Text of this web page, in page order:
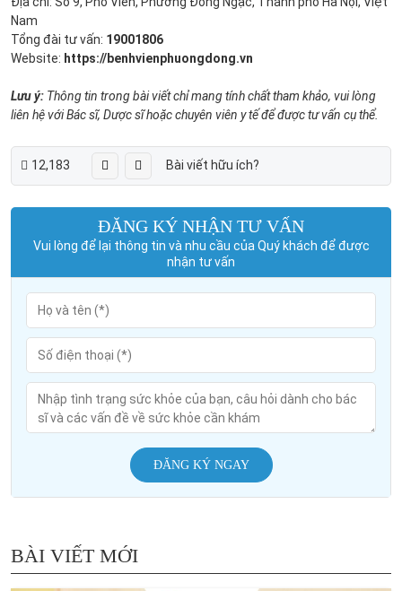
Nam
Tổng đài tư vấn: 19001806
Website: https://benhvienphuongdong.vn
Lưu ý: Thông tin trong bài viết chỉ mang tính chất tham khảo, vui lòng
liên hệ với Bác sĩ, Dược sĩ hoặc chuyên viên y tế để được tư vấn cụ thể.
12,183 Bài viết hữu ích?
ĐĂNG KÝ NHẬN TƯ VẤN
Vui lòng để lại thông tin và nhu cầu của Quý khách để được
nhận tư vấn
ĐĂNG KÝ NGAY
BÀI VIẾT MỚI